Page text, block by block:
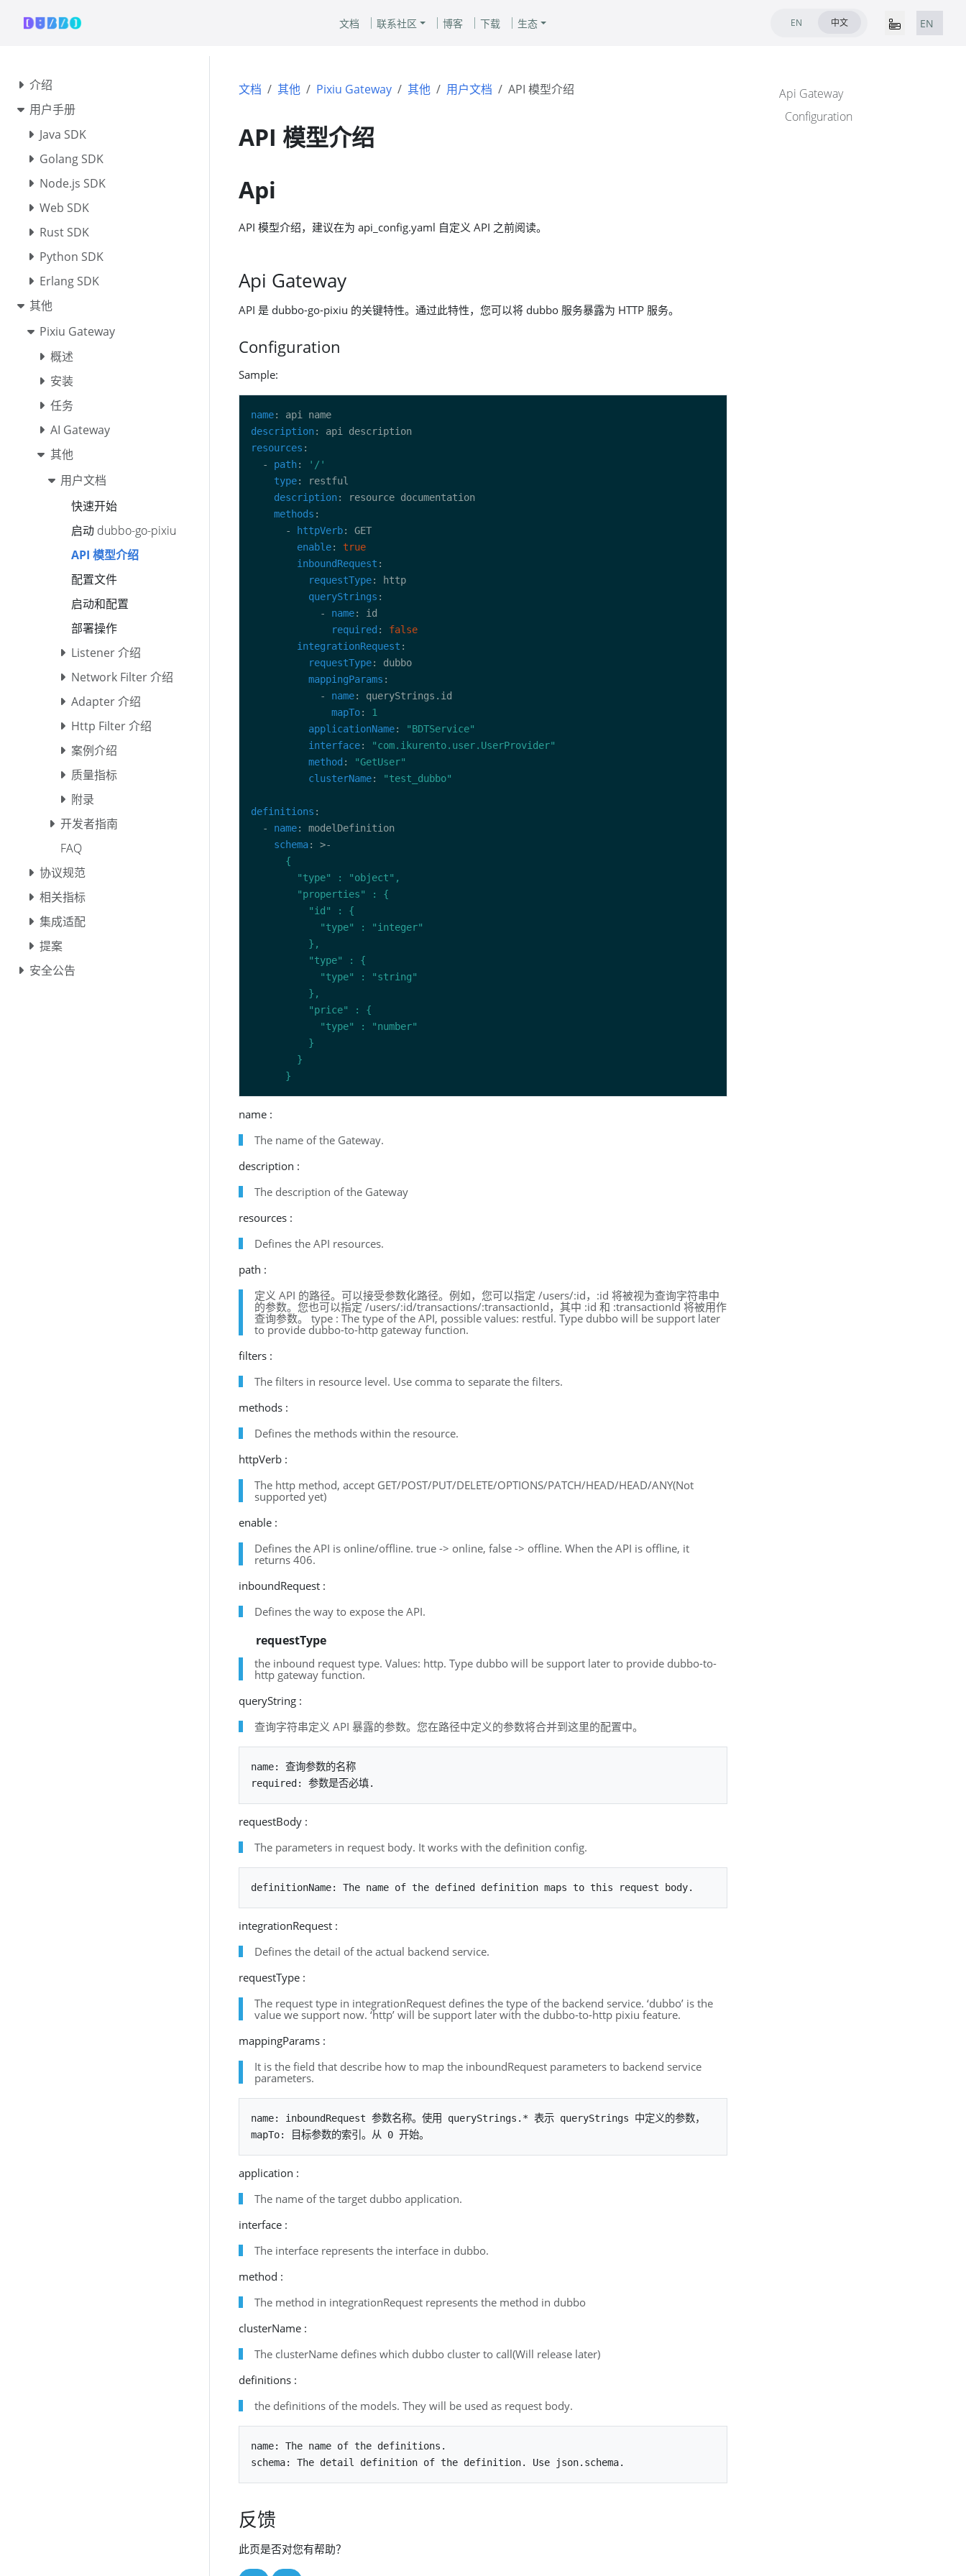
文档 联系社区 博客 下载 生态 EN 中文 EN
介绍
用户手册
Java SDK
Golang SDK
Node.js SDK
Web SDK
Rust SDK
Python SDK
Erlang SDK
其他
Pixiu Gateway
概述
安装
任务
AI Gateway
其他
用户文档
快速开始
启动 dubbo-go-pixiu
API 模型介绍
配置文件
启动和配置
部署操作
Listener 介绍
Network Filter 介绍
Adapter 介绍
Http Filter 介绍
案例介绍
质量指标
附录
开发者指南
FAQ
协议规范
相关指标
集成适配
提案
安全公告
文档 其他 Pixiu Gateway 其他 用户文档 API 模型介绍
API 模型介绍
Api
API 模型介绍，建议在为 api_config.yaml 自定义 API 之前阅读。
Api Gateway
API 是 dubbo-go-pixiu 的关键特性。通过此特性，您可以将 dubbo 服务暴露为 HTTP 服务。
Configuration
Sample:
name
description
resources
  -
path:
'/'
type
description
methods
      -
httpVerb
enable: true
inboundRequest
requestType
queryStrings
            -
name
required : false
integrationRequest
requestType
mappingParams
            -
name
mapTo: 1
applicationName:
"BDTService"
interface:
"com.ikurento.user.UserProvider"
method :
"GetUser"
clusterName: "test_dubbo"
definitions
  -
name
schema: >-
      }
name :
The name of the Gateway.
description :
The description of the Gateway
resources :
Defines the API resources.
path :
定义 API 的路径。可以接受参数化路径。例如，您可以指定 /users/:id，:id 将被视为查询字符串中
的参数。您也可以指定 /users/:id/transactions/:transactionId，其中 :id 和 :transactionId 将被用作
查询参数。 type : The type of the API, possible values: restful. Type dubbo will be support later
to provide dubbo-to-http gateway function.
filters :
The filters in resource level. Use comma to separate the filters.
methods :
Defines the methods within the resource.
httpVerb :
The http method, accept GET/POST/PUT/DELETE/OPTIONS/PATCH/HEAD/HEAD/ANY(Not
supported yet)
enable :
Defines the API is online/offline. true -> online, false -> offline. When the API is offline, it
returns 406.
inboundRequest :
Defines the way to expose the API.
requestType
the inbound request type. Values: http. Type dubbo will be support later to provide dubbo-to-
http gateway function.
queryString :
查询字符串定义 API 暴露的参数。您在路径中定义的参数将合并到这里的配置中。
name: 查询参数的名称
requestBody :
The parameters in request body. It works with the definition config.
integrationRequest :
Defines the detail of the actual backend service.
requestType :
The request type in integrationRequest defines the type of the backend service. ‘dubbo’ is the
value we support now. ‘http’ will be support later with the dubbo-to-http pixiu feature.
mappingParams :
It is the field that describe how to map the inboundRequest parameters to backend service
parameters.
name: inboundRequest 参数名称。使用 queryStrings.* 表示 queryStrings 中定义的参数，
application :
The name of the target dubbo application.
interface :
The interface represents the interface in dubbo.
method :
The method in integrationRequest represents the method in dubbo
clusterName :
The clusterName defines which dubbo cluster to call(Will release later)
definitions :
the definitions of the models. They will be used as request body.
name: The name of the definitions.
反馈
此页是否对您有帮助？
Api Gateway
Configuration